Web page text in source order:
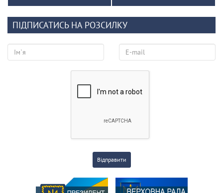
ПІДПИСАТИСЬ НА РОЗСИЛКУ
Відправити